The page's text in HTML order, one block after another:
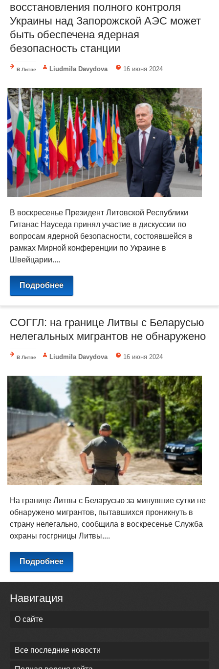
восстановления полного контроля
Украины над Запорожской АЭС может
быть обеспечена ядерная
безопасность станции
В Литве Liudmila Davydova 16 июня 2024
В воскресенье Президент Литовской Республики
Гитанас Науседа принял участие в дискуссии по
вопросам ядерной безопасности, состоявшейся в
рамках Мирной конференции по Украине в
Швейцарии....
Подробнее
СОГГЛ: на границе Литвы с Беларусью
нелегальных мигрантов не обнаружено
В Литве Liudmila Davydova 16 июня 2024
На границе Литвы с Беларусью за минувшие сутки не
обнаружено мигрантов, пытавшихся проникнуть в
страну нелегально, сообщила в воскресенье Служба
охраны госгрницы Литвы....
Подробнее
Навигация
О сайте
Все последние новости